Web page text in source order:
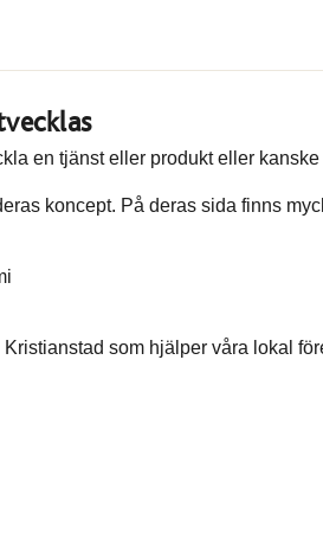
en tjänst eller produkt eller
koncept. På deras sida finns
som hjälper våra lokal